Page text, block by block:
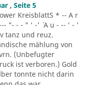
, Seite 5
KreisblattS * -- A r
"- - - " ' -' ´ A u - -- ' - '
tanz und reuz.
mählung von
(Unbefugter
ist verboren.) Gold
tonnte nicht darin